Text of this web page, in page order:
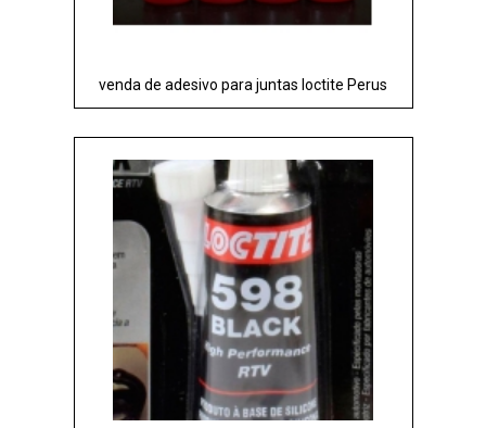
venda de adesivo para juntas loctite Perus